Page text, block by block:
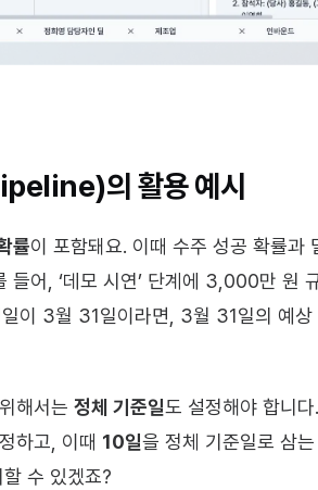
의 활용 예시
률이 포함돼요. 이때 수주 성공 확률과
들어, ‘데모 시연’ 단계에 3,000만 원
이 3월 31일이라면, 3월 31일의 예
해서는 정체 기준일도 설정해야 합니다
하고, 이때 10일을 정체 기준일로 삼
수 있겠죠?